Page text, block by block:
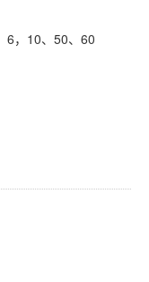
6，10、50、60